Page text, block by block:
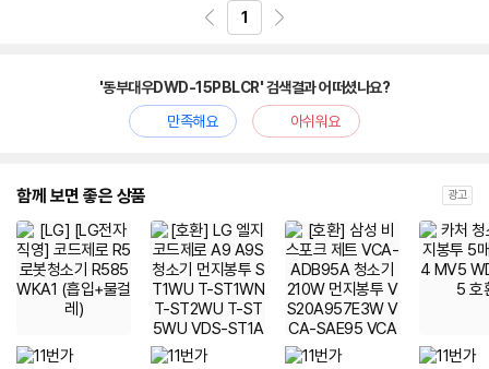
1
'동부대우DWD-15PBLCR' 검색결과 어떠셨나요?
만족해요
아쉬워요
함께 보면 좋은 상품 광고